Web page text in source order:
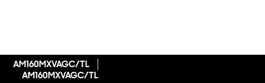
AM160MXVAGC/TL
AM160MXVAGC/TL